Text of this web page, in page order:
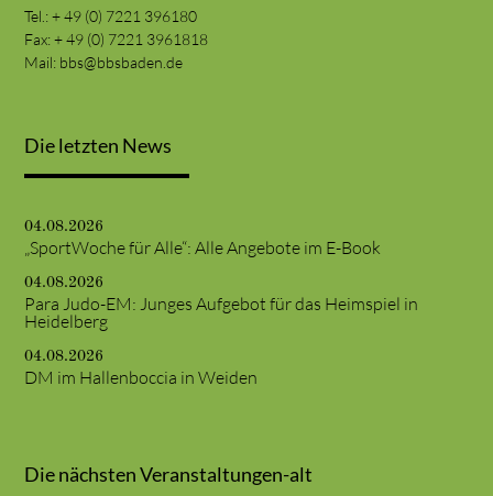
Tel.: + 49 (0) 7221 396180
Fax: + 49 (0) 7221 3961818
Mail: bbs@bbsbaden.de
Die letzten News
04.08.2026
„SportWoche für Alle“: Alle Angebote im E-Book
04.08.2026
Para Judo-EM: Junges Aufgebot für das Heimspiel in
Heidelberg
04.08.2026
DM im Hallenboccia in Weiden
Die nächsten Veranstaltungen-alt